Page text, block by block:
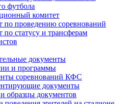
футбола
комитет
по проведению соревнований
по статусу и трансферам
документы
и программы
соревнований КФС
документы
образцы документов